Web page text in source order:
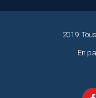
2019.
En